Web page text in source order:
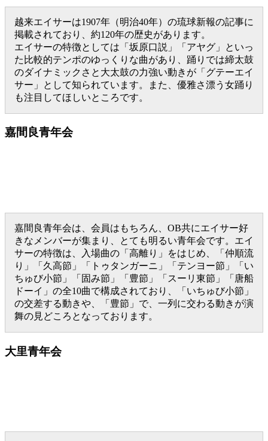
越来エイサーは1907年（明治40年）の琉球新報の記事に
掲載されており、約120年の歴史があります。
エイサーの特徴としては「坂原口説」「アヤグ」といっ
た比較的テンポのゆっくりな曲があり、踊りでは締太鼓
のダイナミックさと大太鼓の力強い動きが「グテーエイ
サー」として知られています。また、優雅さ漂う女踊り
も注目してほしいところです。
嘉間良青年会
嘉間良青年会は、会員はもちろん、OB共にエイサー好
きなメンバーが集まり、とても明るい青年会です。エイ
サーの特徴は、入場曲の「高離り」をはじめ、「仲順流
り」「久高節」「トゥタンガーニ」「テンヨー節」「い
ちゅび小節」「固み節」「豊節」「スーリ東節」「唐船
ドーイ」の全10曲で構成されており、「いちゅび小節」
の交差する動きや、「豊節」で、一列に交わる動きが演
舞の見どころとなっております。
大里青年会